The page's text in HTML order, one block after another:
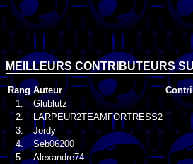
MEILLEURS CONTRIBUTEURS
Rang Auteur
1.
Glublutz
2.
LARPEUR2TEAMFORTRESS2
3.
Jordy
4.
Seb06200
5.
Alexandre74